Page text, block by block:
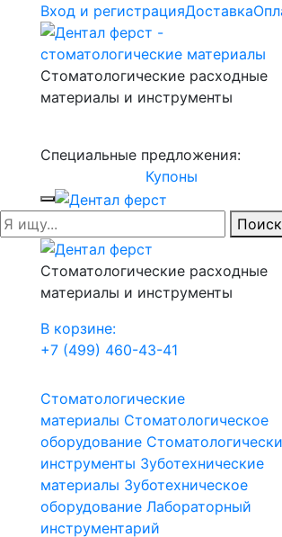
Вход и регистрацияДоставка
Стоматологические расходные
материалы и инструменты
Специальные предложения:
Купоны
Поиск
Стоматологические расходные
материалы и инструменты
В корзине:
+7 (499) 460-43-41
Стоматологические
материалы Стоматологическое
оборудование
инструменты Зуботехнические
материалы Зуботехническое
оборудование Лабораторный
инструментарий